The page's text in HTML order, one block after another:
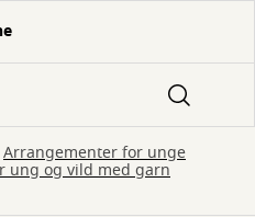
Arrangementer for unge
ung og vild med garn